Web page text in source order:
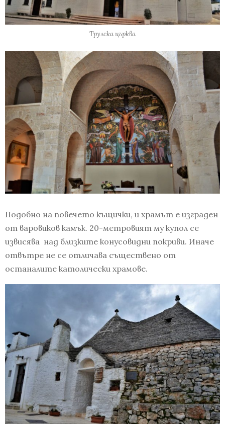
Трулска църква
Подобно на повечето къщички, и храмът е изграден
от варовиков камък. 20-метровият му купол се
извисява над близките конусовидни покриви. Иначе
отвътре не се отличава съществено от
останалите католически храмове.